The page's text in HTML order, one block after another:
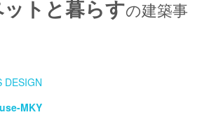
トと暮らすの建築事
DESIGN
MKY